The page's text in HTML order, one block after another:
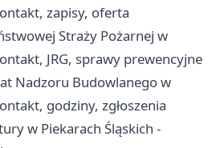
zapisy, oferta
Straży Pożarnej w
JRG, sprawy prewencyjne
Nadzoru Budowlanego w
godziny, zgłoszenia
w Piekarach Śląskich -